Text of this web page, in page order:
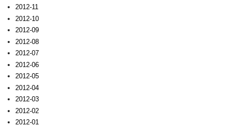
2012-11
2012-10
2012-09
2012-08
2012-07
2012-06
2012-05
2012-04
2012-03
2012-02
2012-01